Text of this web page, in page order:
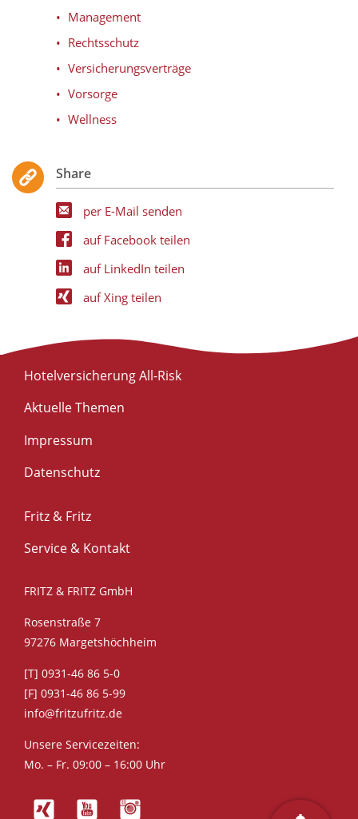
Management
Rechtsschutz
Versicherungsverträge
Vorsorge
Wellness
Share
per E-Mail senden
auf Facebook teilen
auf LinkedIn teilen
auf Xing teilen
Hotelversicherung All-Risk
Aktuelle Themen
Impressum
Datenschutz
Fritz & Fritz
Service & Kontakt
FRITZ & FRITZ GmbH
Rosenstraße 7
97276 Margetshöchheim
[T] 0931-46 86 5-0
[F] 0931-46 86 5-99
info@fritzufritz.de
Unsere Servicezeiten:
Mo. – Fr. 09:00 – 16:00 Uhr